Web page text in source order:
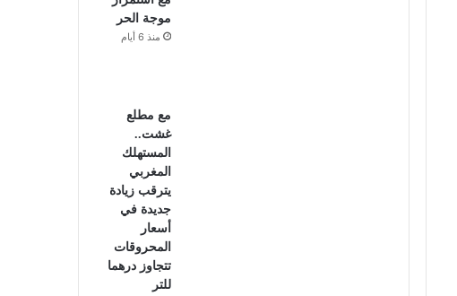
موجة الحر
منذ 6 أيام
مع مطلع
غشت..
المستهلك
المغربي
يترقب زيادة
جديدة في
أسعار
المحروقات
تتجاوز درهما
للتر